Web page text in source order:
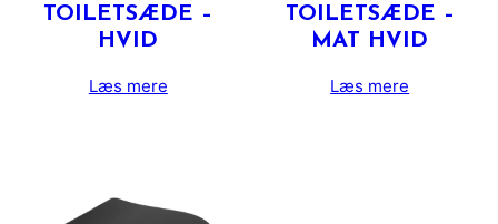
TOILETSÆDE –
HVID
Læs mere
TOILETSÆDE –
MAT HVID
Læs mere